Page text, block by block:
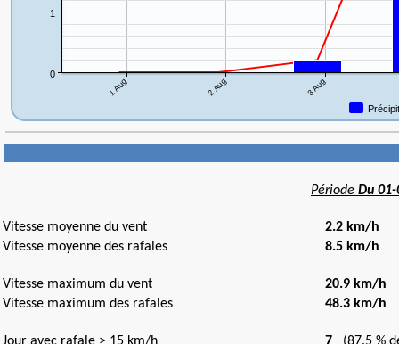
Période Du
Vitesse moyenne du vent
2.2 km/h
Vitesse moyenne des rafales
8.5 km/h
Vitesse maximum du vent 20.9 km/h
Vitesse maximum des rafales
48.3 km/h